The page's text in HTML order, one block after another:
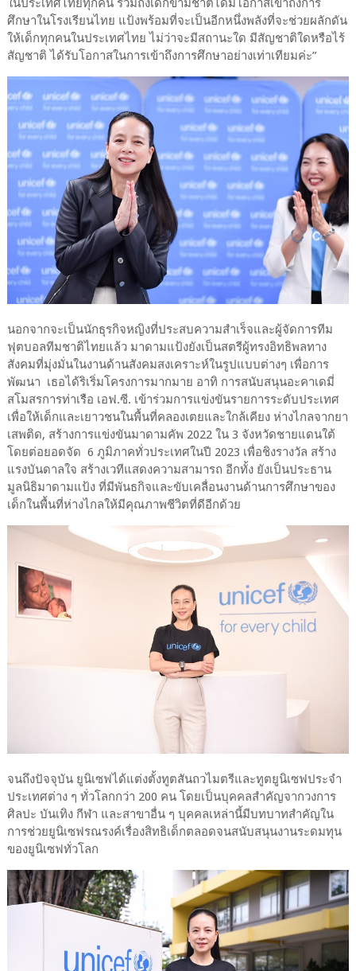
ในประเทศไทยทุกคน รวมถึงเด็กข้ามชาติได้มีโอกาสเข้าถึงการ
ศึกษาในโรงเรียนไทย แป้งพร้อมที่จะเป็นอีกหนึ่งพลังที่จะช่วยผลักดัน
ให้เด็กทุกคนในประเทศไทย ไม่ว่าจะมีสถานะใด มีสัญชาติใดหรือไร้
สัญชาติ ได้รับโอกาสในการเข้าถึงการศึกษาอย่างเท่าเทียมค่ะ”
นอกจากจะเป็นนักธุรกิจหญิงที่ประสบความสำเร็จและผู้จัดการทีม
ฟุตบอลทีมชาติไทยแล้ว มาดามแป้งยังเป็นสตรีผู้ทรงอิทธิพลทาง
สังคมที่มุ่งมั่นในงานด้านสังคมสงเคราะห์ในรูปแบบต่างๆ เพื่อการ
พัฒนา เธอได้ริเริ่มโครงการมากมาย อาทิ การสนับสนุนอะคาเดมี่
สโมสรการท่าเรือ เอฟ.ซี. เข้าร่วมการแข่งขันรายการระดับประเทศ
เพื่อให้เด็กและเยาวชนในพื้นที่คลองเตยและใกล้เคียง ห่างไกลจากยา
เสพติด, สร้างการแข่งขันมาดามคัพ 2022 ใน 3 จังหวัดชายแดนใต้
โดยต่อยอดจัด 6 ภูมิภาคทั่วประเทศในปี 2023 เพื่อชิงรางวัล สร้าง
แรงบันดาลใจ สร้างเวทีแสดงความสามารถ อีกทั้ง ยังเป็นประธาน
มูลนิธิมาดามแป้ง ที่มีพันธกิจและขับเคลื่อนงานด้านการศึกษาของ
เด็กในพื้นที่ห่างไกลให้มีคุณภาพชีวิตที่ดีอีกด้วย
จนถึงปัจจุบัน ยูนิเซฟได้แต่งตั้งทูตสันถวไมตรีและทูตยูนิเซฟประจำ
ประเทศต่าง ๆ ทั่วโลกกว่า 200 คน โดยเป็นบุคคลสำคัญจากวงการ
ศิลปะ บันเทิง กีฬา และสาขาอื่น ๆ บุคคลเหล่านี้มีบทบาทสำคัญใน
การช่วยยูนิเซฟรณรงค์เรื่องสิทธิเด็กตลอดจนสนับสนุนงานระดมทุน
ของยูนิเซฟทั่วโลก